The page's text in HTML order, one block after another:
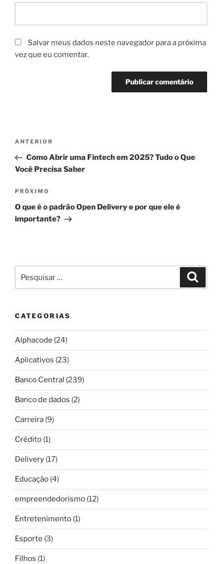
Salvar meus dados neste navegador para a próxima
vez que eu comentar.
Navegação
Post
Post
anterior
ANTERIOR
Como Abrir uma Fintech em 2025? Tudo o Que
Você Precisa Saber
Próximo
post
PRÓXIMO
O que é o padrão Open Delivery e por que ele é
importante?
por:
CATEGORIAS
Alphacode (24)
Aplicativos (23)
Banco Central (239)
Banco de dados (2)
Carreira (9)
Crédito (1)
Delivery (17)
Educação (4)
empreendedorismo (12)
Entretenimento (1)
Esporte (3)
Filhos (1)